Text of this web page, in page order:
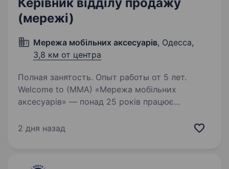
(мережі)
Мережа мобільних аксесуарів, Одесса,
3,8 км от центра
Полная занятость. Опыт работы от 5 лет.
Welcome to (MMA) «Мережа мобільних
аксесуарів» — понад 25 років працює
лідируючі позиції в галузі, що підтверджує
2 дня назад